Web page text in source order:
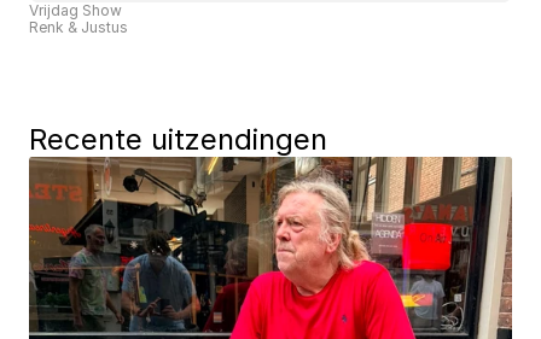
Vrijdag Show
Renk & Justus
Recente uitzendingen